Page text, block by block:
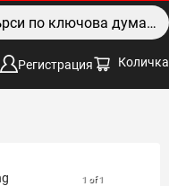
Регистрация Количка
1 of 1